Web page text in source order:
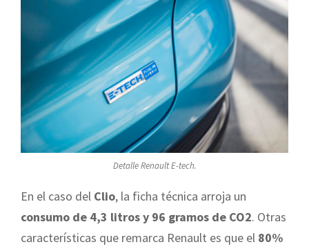
Detalle Renault E-tech.
En el caso del Clio, la ficha técnica arroja un
consumo de 4,3 litros y 96 gramos de CO2. Otras
características que remarca Renault es que el 80%